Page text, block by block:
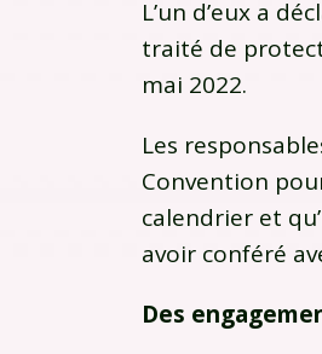
L’un d’eux a
traité de
mai 2022.
Les
Convention
calendrier et
avoir conféré
Des